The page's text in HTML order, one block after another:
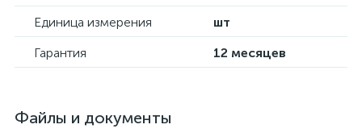
Единица измерения
шт
Гарантия
12 месяцев
Файлы и документы